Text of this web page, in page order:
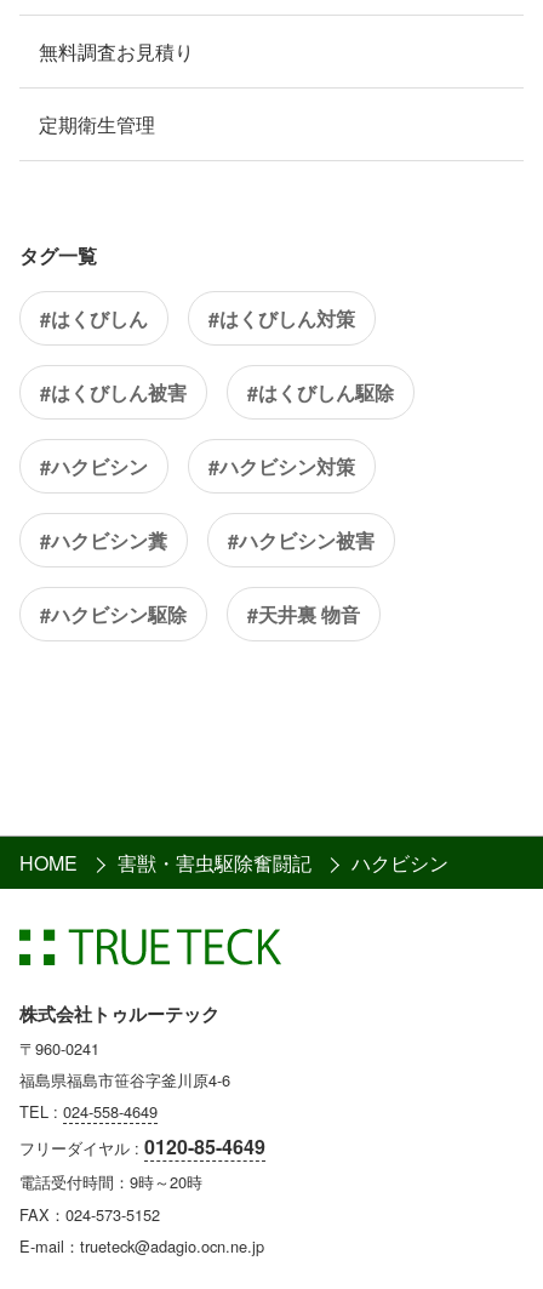
無料調査お見積り
定期衛生管理
タグ一覧
#はくびしん #はくびしん対策
#はくびしん被害 #はくびしん駆除
#ハクビシン #ハクビシン対策
#ハクビシン糞 #ハクビシン被害
#ハクビシン駆除 #天井裏 物音
HOME 害獣・害虫駆除奮闘記 ハクビシン
株式会社トゥルーテック
〒960-0241
福島県福島市笹谷字釜川原4-6
TEL : 024-558-4649
フリーダイヤル : 0120-85-4649
電話受付時間：9時～20時
FAX：024-573-5152
E-mail：trueteck@adagio.ocn.ne.jp